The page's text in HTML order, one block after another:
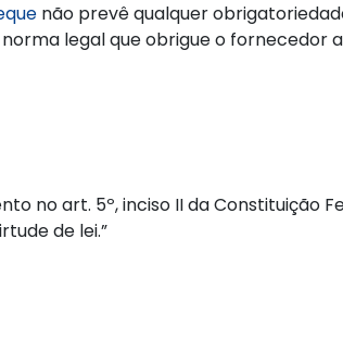
não prevê qualquer
legal que obrigue o fornecedor
no art. 5º, inciso II da Constituição
de lei.”